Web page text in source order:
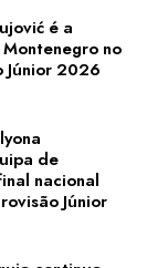
é a
no
Júnior 2026
de
nacional
Júnior